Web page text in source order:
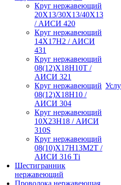
Круг нержавеющий
20Х13/30Х13/40Х13
/ АИСИ 420
Круг нержавеющий
14Х17Н2 / АИСИ
431
Круг нержавеющий
08(12)Х18Н10Т /
АИСИ 321
Круг нержавеющий
08(12)Х18Н10 /
АИСИ 304
Круг нержавеющий
10Х23Н18 / АИСИ
310S
Круг нержавеющий
08(10)Х17Н13М2Т /
АИСИ 316 Тi
Шестигранник
нержавеющий
Проволока нержавеющая